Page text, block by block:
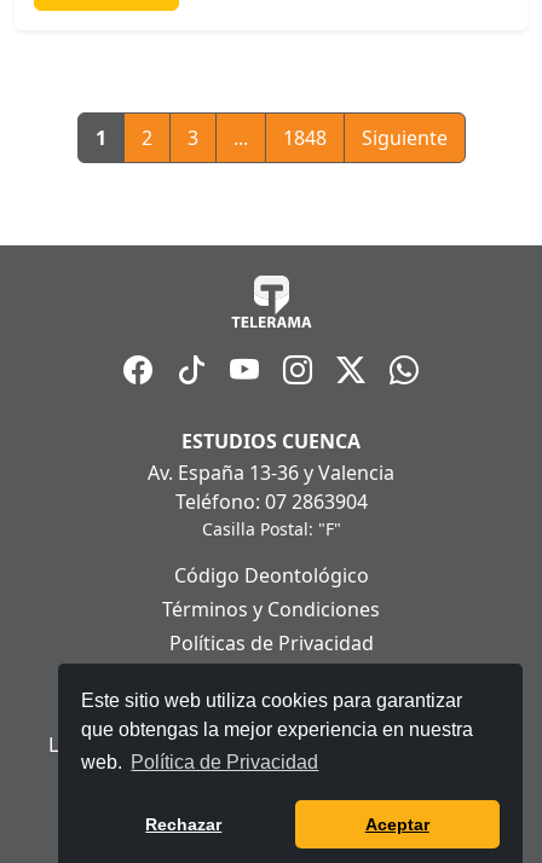
Este sitio web utiliza cookies para garantizar
que obtengas la mejor experiencia en nuestra
web. Política de Privacidad
Rechazar Aceptar
1 2 3 ... 1848 Siguiente
ESTUDIOS CUENCA
Av. España 13-36 y Valencia
Teléfono: 07 2863904
Casilla Postal: "F"
Código Deontológico
Términos y Condiciones
Políticas de Privacidad
Aviso Legal
Ley Orgánica de Protección de Datos Personales
© 2025 Telerama - Todos los derechos reservados.